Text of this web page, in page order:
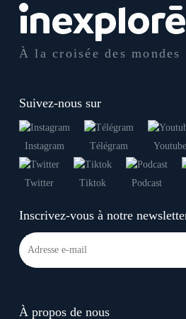
À la croisée des mondes
Suivez-nous sur
Instagram Télégram Youtube
Twitter Tiktok Podcast
Inscrivez-vous à notre
À propos de nous